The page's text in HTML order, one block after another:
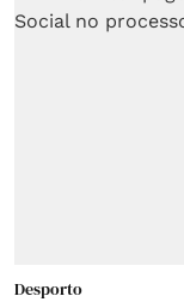
Desporto